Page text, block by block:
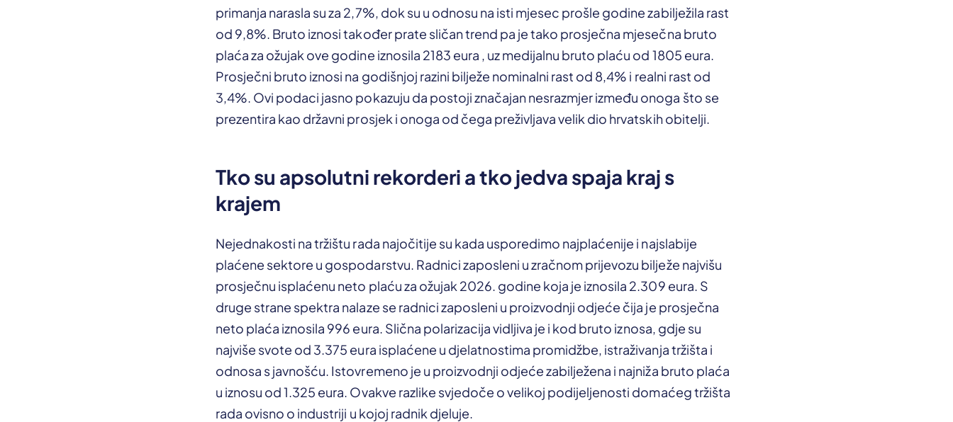
primanja narasla su za 2,7%, dok su u odnosu na isti mjesec prošle godine zabilježila rast
od 9,8%. Bruto iznosi također prate sličan trend pa je tako prosječna mjesečna bruto
plaća za ožujak ove godine iznosila 2183 eura , uz medijalnu bruto plaću od 1805 eura.
Prosječni bruto iznosi na godišnjoj razini bilježe nominalni rast od 8,4% i realni rast od
3,4%. Ovi podaci jasno pokazuju da postoji značajan nesrazmjer između onoga što se
prezentira kao državni prosjek i onoga od čega preživljava velik dio hrvatskih obitelji.
Tko su apsolutni rekorderi a tko jedva spaja kraj s
krajem
Nejednakosti na tržištu rada najočitije su kada usporedimo najplaćenije i najslabije
plaćene sektore u gospodarstvu. Radnici zaposleni u zračnom prijevozu bilježe najvišu
prosječnu isplaćenu neto plaću za ožujak 2026. godine koja je iznosila 2.309 eura. S
druge strane spektra nalaze se radnici zaposleni u proizvodnji odjeće čija je prosječna
neto plaća iznosila 996 eura. Slična polarizacija vidljiva je i kod bruto iznosa, gdje su
najviše svote od 3.375 eura isplaćene u djelatnostima promidžbe, istraživanja tržišta i
odnosa s javnošću. Istovremeno je u proizvodnji odjeće zabilježena i najniža bruto plaća
u iznosu od 1.325 eura. Ovakve razlike svjedoče o velikoj podijeljenosti domaćeg tržišta
rada ovisno o industriji u kojoj radnik djeluje.